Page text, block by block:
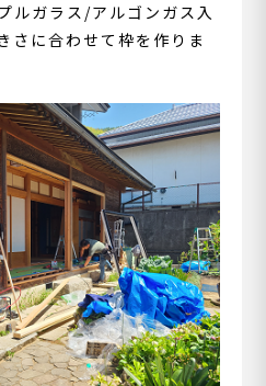
ルガラス/アルゴンガス入
さに合わせて枠を作りま